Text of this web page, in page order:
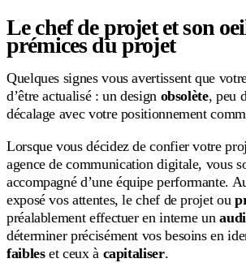
Le chef de projet et son
prémices du projet
Quelques signes vous avertissent que
d’être actualisé : un design obsolète, peu
décalage avec votre positionnement
Lorsque vous décidez de confier votre
agence de communication digitale, vous
accompagné d’une équipe performante.
exposé vos attentes, le chef de projet ou
préalablement effectuer en interne un
déterminer précisément vos besoins en
faibleset ceux à capitaliser.